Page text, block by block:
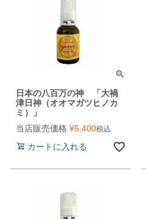
日本の八百万の神 「大禍
津日神（オオマガツヒノカ
ミ）」
当店販売価格 ¥5,400税込
カートに入れる